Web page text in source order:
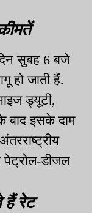
सुबह 6 बजे
हो जाती हैं.
ड्यूटी,
इसके दाम
डीजल
रेट